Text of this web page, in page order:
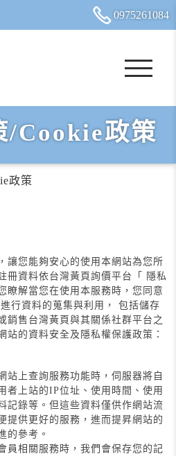
0975261084
/Cookie政策
政策
讓您能夠安心的使用本網站為您所
冊資料依台灣黃頁詢價平台「 隱私
瞭解當您在使用本服務時，您同意
行資料的蒐集與利用， 包括儲存
銷售台灣黃頁與其關係社群平台之
站的資料安全及隱私權保護政策：
站上查詢服務功能時，伺服器將自
者上站的IP位址、使用時間、使用
記錄等。但這些資料僅供作網站流
提供更好的服務，進而提昇網站的
的參考。
員相關服務時，我們會保存您的記